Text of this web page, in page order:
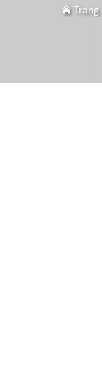
Trang